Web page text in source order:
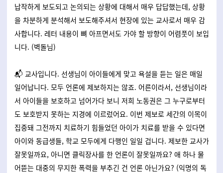
납작하게 보도되고 논의되는 상황에 대해서 매우 답답했는데, 상황
을 차분하게 분석해서 보도해주셔서 현장에 있는 교사로서 매우 감
사합니다. 레터 내용이 뼈 아프면서도 가야 할 방향이 어렴풋이 보입
니다. (벽돌님)
📬 교사입니다. 선생님이 아이들에게 맞고 욕설을 듣는 일은 매일
일어납니다. 모두 언론에 제보하지는 않죠. 어른이라서, 선생님이라
서 아이들을 보호하고 넘어가다 보니 저희 노동권은 그 누구로부터
도 보호받지 못하는 지경에 이르렀어요. 이번 제보로 세간의 이목이
집중돼 그전까지 치료하기 힘들었던 아이가 치료를 받을 수 있다면
아이와 동급생들, 학교 모두에게 다행인 일일 겁니다. 제보한 교사가
잘못일까요, 아니면 클릭장사를 한 언론이 잘못일까요? 애 하나 물
어뜯는 대중의 무지한 폭력을 부추긴 건 언론 아닌가요? (익명의 독